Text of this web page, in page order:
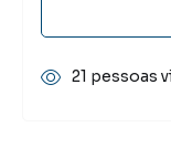
21 pessoas